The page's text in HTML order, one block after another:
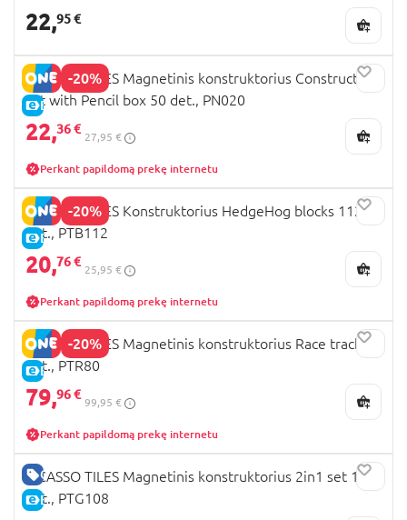
22,95 €
-20%
E-KAINA
PICASSO TILES Magnetinis konstruktorius Construction
set with Pencil box 50 det., PN020
22,36 €
27,95 €
Perkant papildomą prekę internetu
-20%
E-KAINA
PICASSO TILES Konstruktorius HedgeHog blocks 112
det., PTB112
20,76 €
25,95 €
Perkant papildomą prekę internetu
-20%
E-KAINA
PICASSO TILES Magnetinis konstruktorius Race track 80
det., PTR80
79,96 €
99,95 €
Perkant papildomą prekę internetu
GERA KAINA
E-KAINA
PICASSO TILES Magnetinis konstruktorius 2in1 set 108
det., PTG108